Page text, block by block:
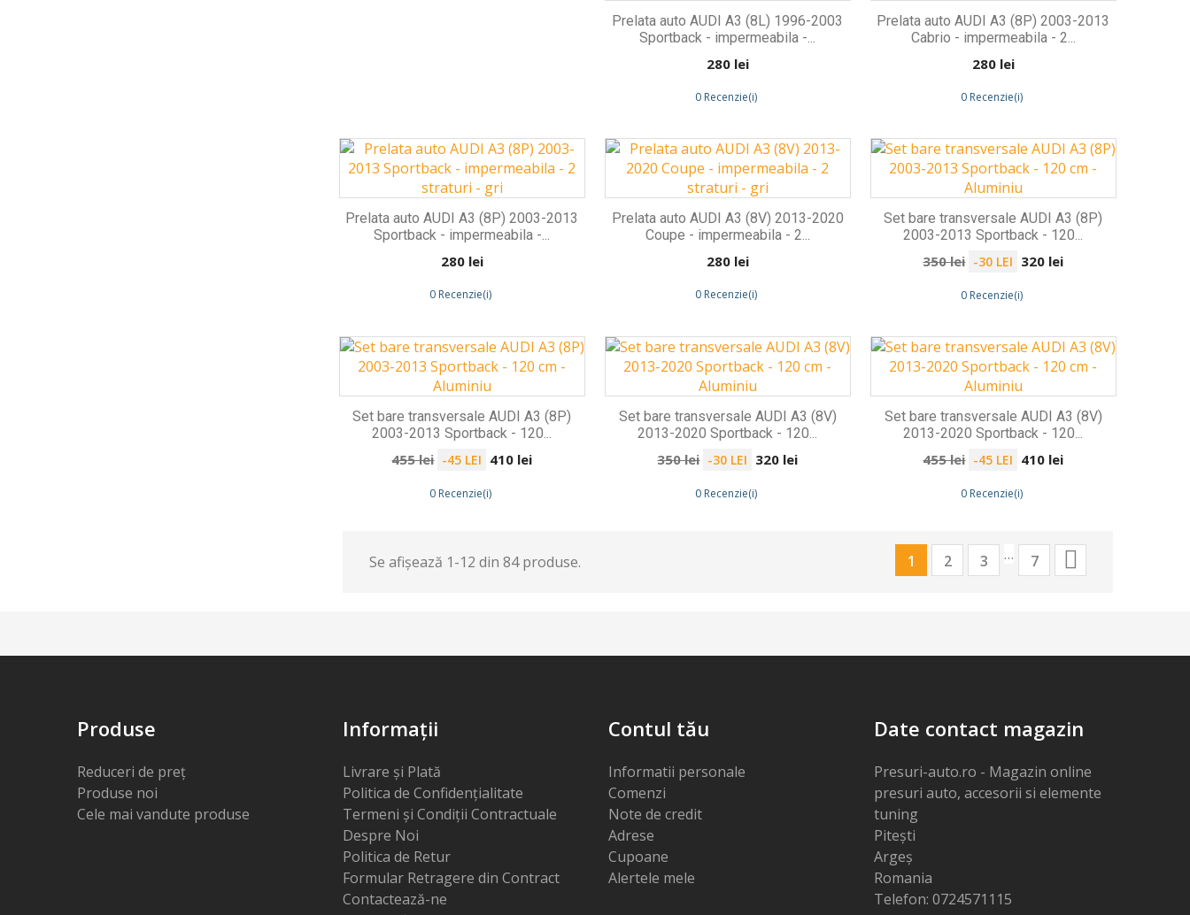
Prelata auto AUDI A3 (8L) 1996-2003
Sportback - impermeabila -...
Preț
280 lei
0 Recenzie(i)
Prelata auto AUDI A3 (8P) 2003-2013
Cabrio - impermeabila - 2...
Preț
280 lei
0 Recenzie(i)
Prelata auto AUDI A3 (8P) 2003-2013
Sportback - impermeabila -...
Preț
280 lei
0 Recenzie(i)
Prelata auto AUDI A3 (8V) 2013-2020
Coupe - impermeabila - 2...
Preț
280 lei
0 Recenzie(i)
Set bare transversale AUDI A3 (8P)
2003-2013 Sportback - 120...
Preț
350 lei -30 LEI Preț
320 lei
0 Recenzie(i)
Set bare transversale AUDI A3 (8P)
2003-2013 Sportback - 120...
Preț
455 lei -45 LEI Preț
410 lei
0 Recenzie(i)
Set bare transversale AUDI A3 (8V)
2013-2020 Sportback - 120...
Preț
350 lei -30 LEI Preț
320 lei
0 Recenzie(i)
Set bare transversale AUDI A3 (8V)
2013-2020 Sportback - 120...
Preț
455 lei -45 LEI Preț
410 lei
0 Recenzie(i)
Se afișează 1-12 din 84 produse. 1 2 3 … 7 
Produse
Reduceri de preț
Produse noi
Cele mai vandute produse
Informații
Livrare și Plată
Politica de Confidențialitate
Termeni și Condiții Contractuale
Despre Noi
Politica de Retur
Formular Retragere din Contract
Contactează-ne
Contul tău
Informatii personale
Comenzi
Note de credit
Adrese
Cupoane
Alertele mele
Date contact magazin
Presuri-auto.ro - Magazin online
presuri auto, accesorii si elemente
tuning
Pitești
Argeș
Romania
Telefon: 0724571115